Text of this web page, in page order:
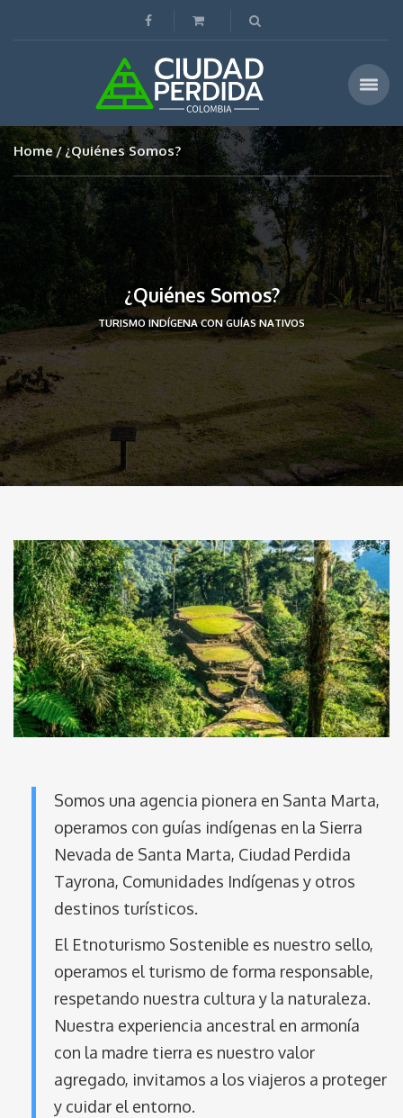
Home ¿Quiénes Somos?
¿Quiénes Somos?
TURISMO INDÍGENA CON GUÍAS NATIVOS
Somos una agencia pionera en Santa Marta,
operamos con guías indígenas en la Sierra
Nevada de Santa Marta, Ciudad Perdida
Tayrona, Comunidades Indígenas y otros
destinos turísticos.
El Etnoturismo Sostenible es nuestro sello,
operamos el turismo de forma responsable,
respetando nuestra cultura y la naturaleza.
Nuestra experiencia ancestral en armonía
con la madre tierra es nuestro valor
agregado, invitamos a los viajeros a proteger
y cuidar el entorno.